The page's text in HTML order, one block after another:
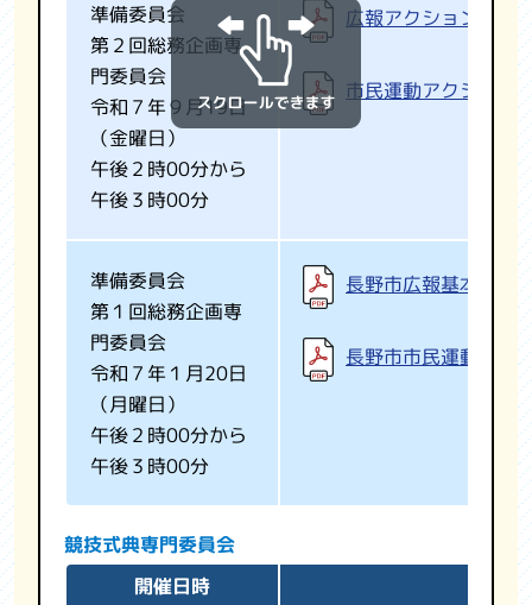
準備委員会
第２回総務企画専
門委員会
令和７年９月19日
（金曜日）
午後２時00分から
午後３時00分
広報アクションプラ
市民運動アクション
準備委員会
第１回総務企画専
門委員会
令和７年１月20日
（月曜日）
午後２時00分から
午後３時00分
長野市広報基本計画
長野市市民運動基本
競技式典専門委員会
開催日時